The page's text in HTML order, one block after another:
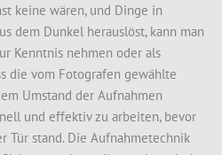
keine wären, und Dinge in
dem Dunkel herauslöst, kann man
Kenntnis nehmen oder als
die vom Fotografen gewählte
Umstand der Aufnahmen
und effektiv zu arbeiten, bevor
Tür stand. Die Aufnahmetechnik